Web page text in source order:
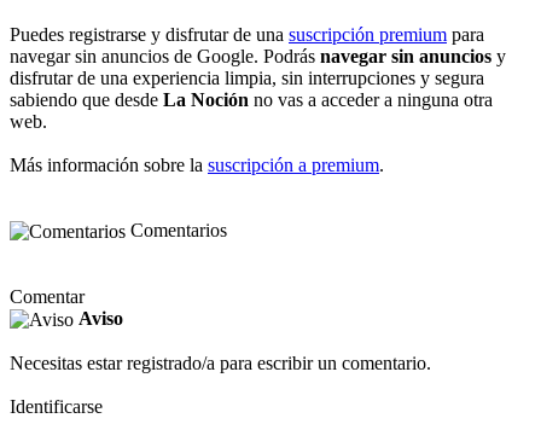
Puedes registrarse y disfrutar de una suscripción premium para
navegar sin anuncios de Google. Podrás navegar sin anuncios y
disfrutar de una experiencia limpia, sin interrupciones y segura
sabiendo que desde La Noción no vas a acceder a ninguna otra
web.
Más información sobre la suscripción a premium.
Comentarios
Comentar
Aviso
Necesitas estar registrado/a para escribir un comentario.
Identificarse